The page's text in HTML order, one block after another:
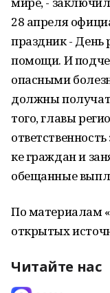
28 апреля
праздник - День
помощи. И
опасными
должны
того, главы
ке граждан и
обещанные
По материалам
открытых
Читайте нас